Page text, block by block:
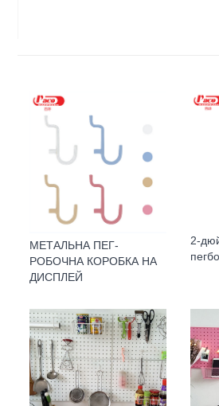
МЕТАЛЬНА ПЕГ-
РОБОЧНА КОРОБКА НА
ДИСПЛЕЙ
2-